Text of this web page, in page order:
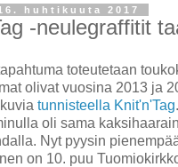
huhtikuuta 2017
-neulegraffitit
toteutetaan
olivat vuosina 2013 ja
tunnisteella Knit'n'Tag
oli sama
Nyt pyysin
on 10. puu